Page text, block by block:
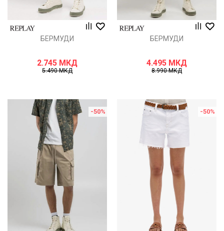
БЕРМУДИ
2.745 МКД
5.490МКД
БЕРМУДИ
4.495 МКД
8.990МКД
-50% -50%